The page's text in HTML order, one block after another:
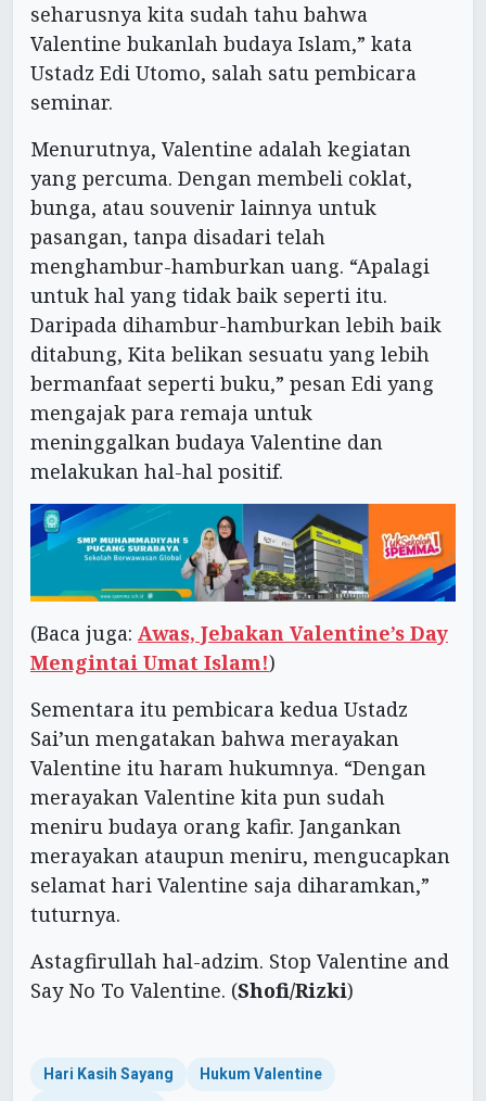
seharusnya kita sudah tahu bahwa
Valentine bukanlah budaya Islam,” kata
Ustadz Edi Utomo, salah satu pembicara
seminar.
Menurutnya, Valentine adalah kegiatan
yang percuma. Dengan membeli coklat,
bunga, atau souvenir lainnya untuk
pasangan, tanpa disadari telah
menghambur-hamburkan uang. “Apalagi
untuk hal yang tidak baik seperti itu.
Daripada dihambur-hamburkan lebih baik
ditabung, Kita belikan sesuatu yang lebih
bermanfaat seperti buku,” pesan Edi yang
mengajak para remaja untuk
meninggalkan budaya Valentine dan
melakukan hal-hal positif.
(Baca juga: Awas, Jebakan Valentine’s Day
Mengintai Umat Islam!)
Sementara itu pembicara kedua Ustadz
Sai’un mengatakan bahwa merayakan
Valentine itu haram hukumnya. “Dengan
merayakan Valentine kita pun sudah
meniru budaya orang kafir. Jangankan
merayakan ataupun meniru, mengucapkan
selamat hari Valentine saja diharamkan,”
tuturnya.
Astagfirullah hal-adzim. Stop Valentine and
Say No To Valentine. (Shofi/Rizki)
Hari Kasih Sayang
Hukum Valentine